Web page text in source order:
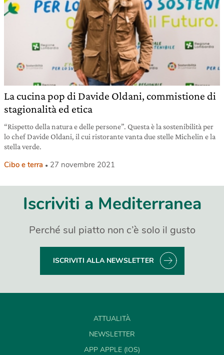
La cucina pop di Davide Oldani, commistione di
stagionalità ed etica
“Rispetto della natura e delle persone”. Questa è la sostenibilità per
lo chef Davide Oldani, il cui ristorante vanta due stelle Michelin e la
stella verde.
Cibo e terra 27 novembre 2021
Iscriviti a Mediterranea
Perché sul piatto non c’è solo il gusto
ISCRIVITI ALLA NEWSLETTER
ATTUALITÀ
NEWSLETTER
APP APPLE (IOS)